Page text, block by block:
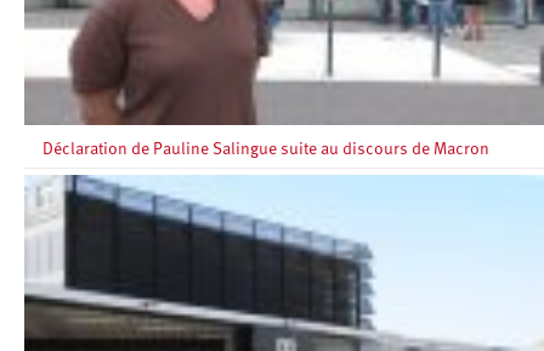
Déclaration de Pauline Salingue suite au discours de Macron